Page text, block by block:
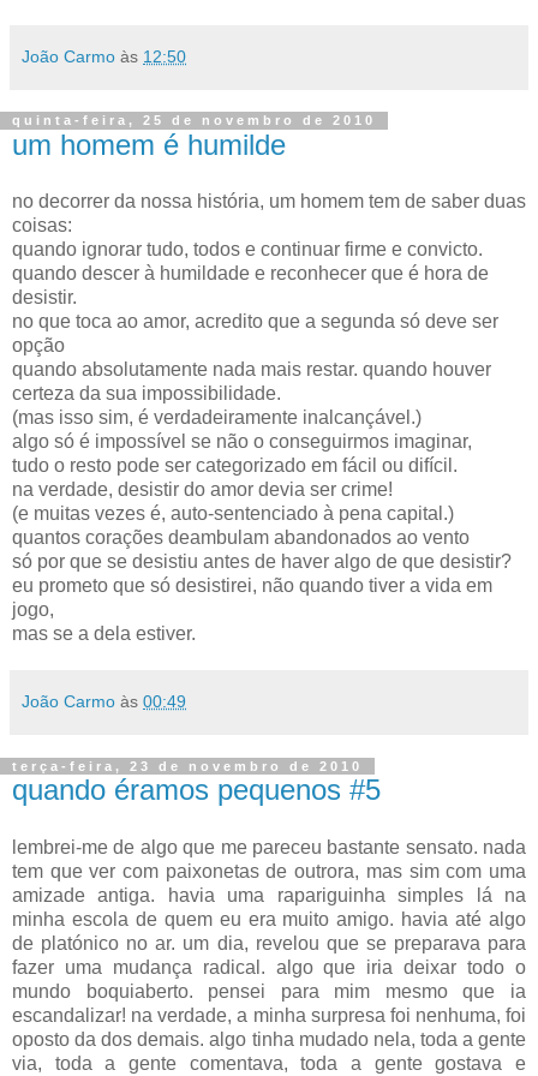
João Carmo às 12:50
quinta-feira, 25 de novembro de 2010
um homem é humilde
no decorrer da nossa história, um homem tem de saber duas
coisas:
quando ignorar tudo, todos e continuar firme e convicto.
quando descer à humildade e reconhecer que é hora de
desistir.
no que toca ao amor, acredito que a segunda só deve ser
opção
quando absolutamente nada mais restar. quando houver
certeza da sua impossibilidade.
(mas isso sim, é verdadeiramente inalcançável.)
algo só é impossível se não o conseguirmos imaginar,
tudo o resto pode ser categorizado em fácil ou difícil.
na verdade, desistir do amor devia ser crime!
(e muitas vezes é, auto-sentenciado à pena capital.)
quantos corações deambulam abandonados ao vento
só por que se desistiu antes de haver algo de que desistir?
eu prometo que só desistirei, não quando tiver a vida em
jogo,
mas se a dela estiver.
João Carmo às 00:49
terça-feira, 23 de novembro de 2010
quando éramos pequenos #5
lembrei-me de algo que me pareceu bastante sensato. nada
tem que ver com paixonetas de outrora, mas sim com uma
amizade antiga. havia uma rapariguinha simples lá na
minha escola de quem eu era muito amigo. havia até algo
de platónico no ar. um dia, revelou que se preparava para
fazer uma mudança radical. algo que iria deixar todo o
mundo boquiaberto. pensei para mim mesmo que ia
escandalizar! na verdade, a minha surpresa foi nenhuma, foi
oposto da dos demais. algo tinha mudado nela, toda a gente
via, toda a gente comentava, toda a gente gostava e